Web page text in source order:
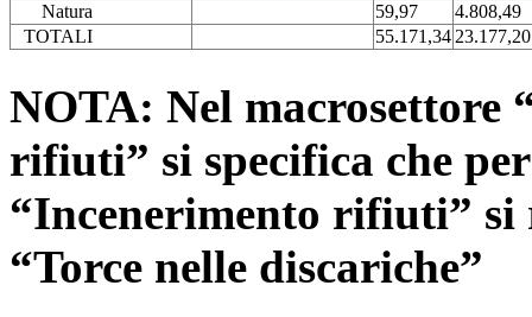
Natura
59,97
4.808,49
TOTALI
55.171,3423.177,20
NOTA: Nel macrosettore
rifiuti” si specifica che
“Incenerimento rifiuti”
“Torce nelle discariche”